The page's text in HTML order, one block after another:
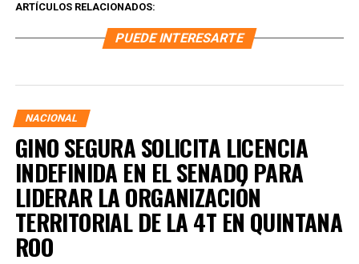
ARTÍCULOS RELACIONADOS:
PUEDE INTERESARTE
NACIONAL
GINO SEGURA SOLICITA LICENCIA
INDEFINIDA EN EL SENADO PARA
LIDERAR LA ORGANIZACIÓN
TERRITORIAL DE LA 4T EN QUINTANA
ROO